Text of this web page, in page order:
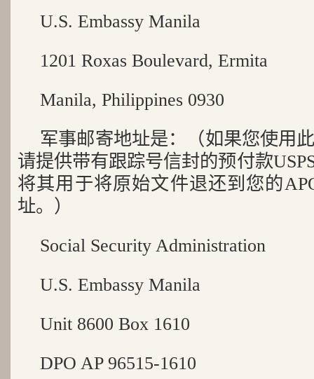
U.S. Embassy Manila
1201 Roxas Boulevard, Ermita
Manila, Philippines 0930
军事邮寄地址是：（如果您使用
请提供带有跟踪号信封的预付款
将其用于将原始文件退还到您的
址。）
Social Security Administration
U.S. Embassy Manila
Unit 8600 Box 1610
DPO AP 96515-1610